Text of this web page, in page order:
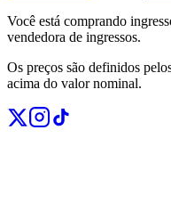
Você está comprando
vendedora de ingressos.
Os preços são definidos
acima do valor nominal.